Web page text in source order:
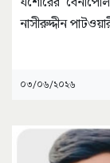
নাসীরুদ্দীন
০৩/০৬/২০২৬